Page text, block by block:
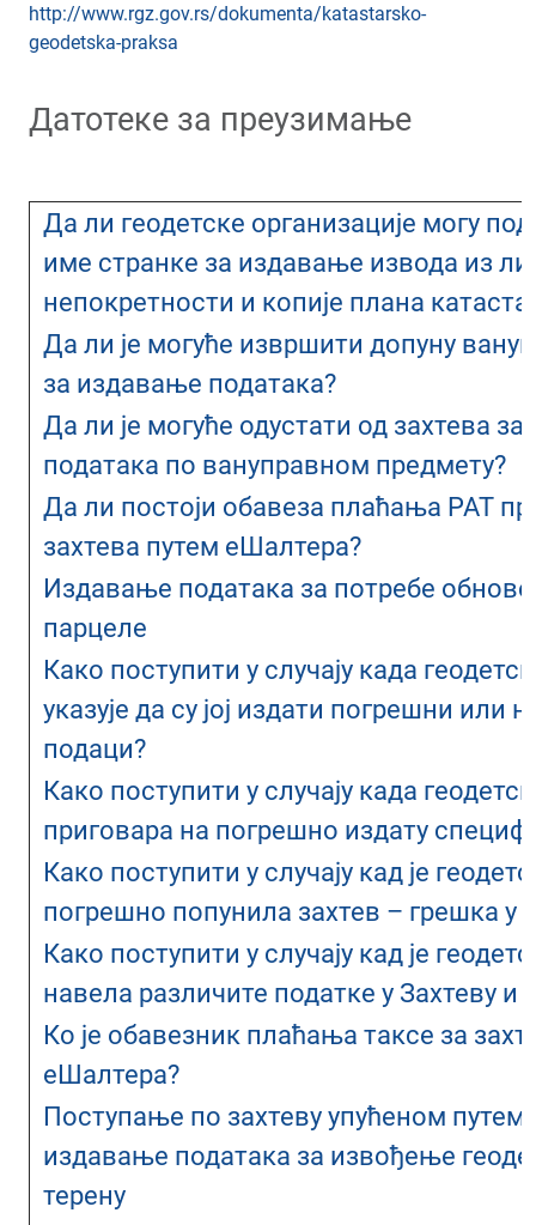
http://www.rgz.gov.rs/dokumenta/katastarsko-
geodetska-praksa
Датотеке за преузимање
Да ли геодетске организације могу
име странке за издавање извода из
непокретности и копије плана
Да ли је могуће извршити допуну
за издавање података?
Да ли је могуће одустати од захтева
података по вануправном предмету?
Да ли постоји обавеза плаћања РАТ
захтева путем еШалтера?
Издавање података за потребе
парцеле
Како поступити у случају када
указује да су јој издати погрешни или
подаци?
Како поступити у случају када
приговара на погрешно издату
Како поступити у случају кад је
погрешно попунила захтев – грешка у
Како поступити у случају кад је
навела различите податке у Захтеву и
Ко је обавезник плаћања таксе за
еШалтера?
Поступање по захтеву упућеном
издавање података за извођење
терену